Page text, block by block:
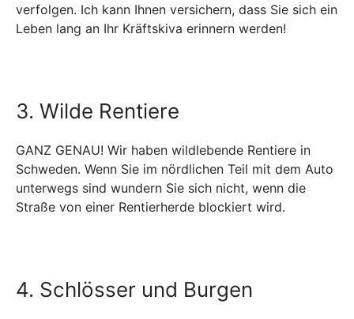
verfolgen. Ich kann Ihnen versichern, dass Sie sich ein
Leben lang an Ihr Kräftskiva erinnern werden!
3. Wilde Rentiere
GANZ GENAU! Wir haben wildlebende Rentiere in
Schweden. Wenn Sie im nördlichen Teil mit dem Auto
unterwegs sind wundern Sie sich nicht, wenn die
Straße von einer Rentierherde blockiert wird.
4. Schlösser und Burgen